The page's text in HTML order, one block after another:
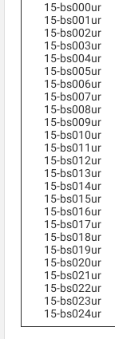
15-bs000ur
15-bs001ur
15-bs002ur
15-bs003ur
15-bs004ur
15-bs005ur
15-bs006ur
15-bs007ur
15-bs008ur
15-bs009ur
15-bs010ur
15-bs011ur
15-bs012ur
15-bs013ur
15-bs014ur
15-bs015ur
15-bs016ur
15-bs017ur
15-bs018ur
15-bs019ur
15-bs020ur
15-bs021ur
15-bs022ur
15-bs023ur
15-bs024ur